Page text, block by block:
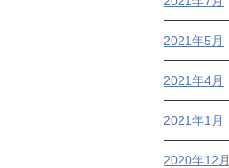
2021年5月
2021年4月
2021年1月
2020年12月